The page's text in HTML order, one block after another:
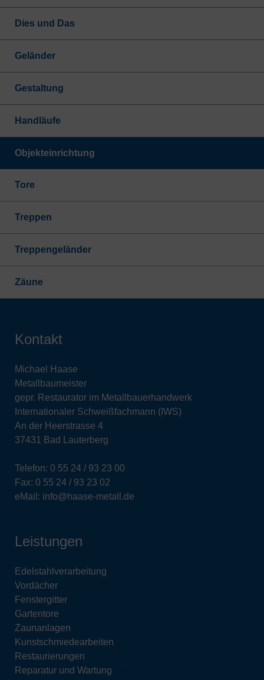
Dies und Das
Geländer
Gestaltung
Handläufe
Objekteinrichtung
Tore
Treppen
Treppengeländer
Zäune
Kontakt
Michael Haase
Metallbaumeister
gepr. Restaurator im Metallbauerhandwerk
Internationaler Schweißfachmann (IWS)
An der Heerstrasse 4
37431 Bad Lauterberg
Telefon: 0 55 24 / 93 23 00
Fax: 0 55 24 / 93 23 02
eMail: info@haase-metall.de
Leistungen
Edelstahlverarbeitung
Vordächer
Fenstergitter
Gartentore
Zaunanlagen
Kunstschmiedearbeiten
Restaurierungen
Reparatur und Wartung